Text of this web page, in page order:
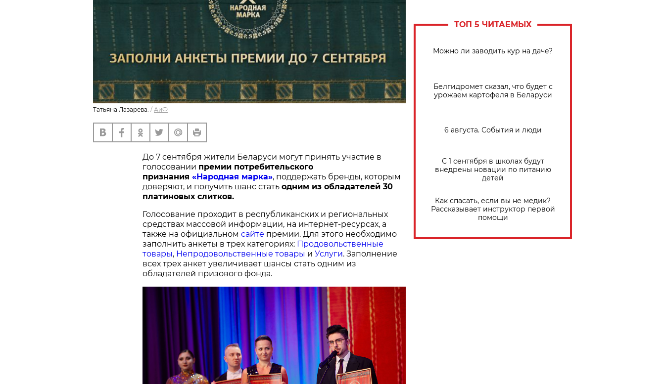
Татьяна Лазарева. / АиФ
До 7 сентября жители Беларуси могут принять участие в
голосовании премии потребительского
признания «Народная марка», поддержать бренды, которым
доверяют, и получить шанс стать одним из обладателей 30
платиновых слитков.
Голосование проходит в республиканских и региональных
средствах массовой информации, на интернет-ресурсах, а
также на официальном сайте премии. Для этого необходимо
заполнить анкеты в трех категориях: Продовольственные
товары, Непродовольственные товары и Услуги. Заполнение
всех трех анкет увеличивает шансы стать одним из
обладателей призового фонда.
ТОП 5 ЧИТАЕМЫХ
Можно ли заводить кур на даче?
Белгидромет сказал, что будет с
урожаем картофеля в Беларуси
6 августа. События и люди
С 1 сентября в школах будут
внедрены новации по питанию
детей
Как спасать, если вы не медик?
Рассказывает инструктор первой
помощи